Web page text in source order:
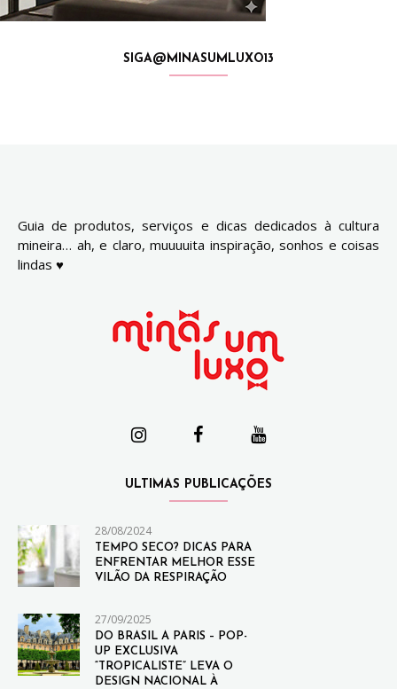
SIGA@MINASUMLUXO13
Guia de produtos, serviços e dicas dedicados à cultura
mineira… ah, e claro, muuuuita inspiração, sonhos e coisas
lindas ♥
ULTIMAS PUBLICAÇÕES
28/08/2024
TEMPO SECO? DICAS PARA
ENFRENTAR MELHOR ESSE
VILÃO DA RESPIRAÇÃO
27/09/2025
DO BRASIL A PARIS – POP-
UP EXCLUSIVA
“TROPICALISTE” LEVA O
DESIGN NACIONAL À